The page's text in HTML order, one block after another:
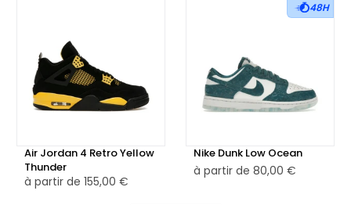
Air Jordan 4 Retro Yellow
Thunder
à partir de 155,00 €
48H
Nike Dunk Low Ocean
à partir de 80,00 €